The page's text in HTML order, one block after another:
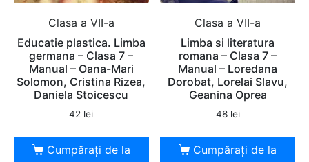
Clasa a VII-a
Educatie plastica. Limba
germana – Clasa 7 –
Manual – Oana-Mari
Solomon, Cristina Rizea,
Daniela Stoicescu
42 lei
Cumpărați de la
Clasa a VII-a
Limba si literatura
romana – Clasa 7 –
Manual – Loredana
Dorobat, Lorelai Slavu,
Geanina Oprea
48 lei
Cumpărați de la